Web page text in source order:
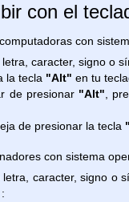
con el
con
caracter, signo o
la tecla "Alt" en tu
de presionar "Alt" ,
de presionar la tecla
con sistema
caracter, signo o